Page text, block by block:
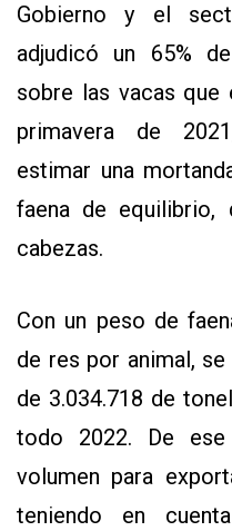
Gobierno y el
adjudicó un 65%
sobre las vacas
primavera de
estimar una
faena de equilibrio,
cabezas.
Con un peso de
de res por animal,
de 3.034.718 de
todo 2022. De
volumen para
teniendo en